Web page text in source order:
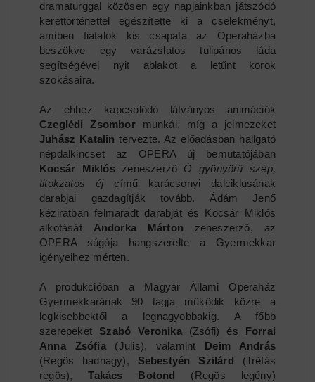
dramaturggal közösen egy napjainkban játszódó
kerettörténettel egészítette ki a cselekményt,
amiben fiatalok kis csapata az Operaházba
beszökve egy varázslatos tulipános láda
segítségével nyit ablakot a letűnt korok
szokásaira.
Az ehhez kapcsolódó látványos animációk
Czeglédi Zsombormunkái, míg a jelmezeket
Juhász Katalin tervezte. Az előadásban hallgató
népdalkincset az OPERA új bemutatójában
Kocsár Miklószeneszerző Ó gyönyörű szép,
titokzatos éj című karácsonyi dalciklusának
darabjai gazdagítják tovább. Ádám Jenő
kéziratban felmaradt darabját és Kocsár Miklós
alkotását Andorka Márton zeneszerző, az
OPERA súgója hangszerelte a Gyermekkar
igényeihez mérten.
A produkcióban a Magyar Állami Operaház
Gyermekkarának 90 tagja működik közre a
legkisebbektől a legnagyobbakig. A főbb
szerepeket Szabó Veronika(Zsófi) és Forrai
Anna Zsófia(Julis), valamint Deim András
(Regös hadnagy), Sebestyén Szilárd (Tréfás
regös),Takács Botond (Regös legény)